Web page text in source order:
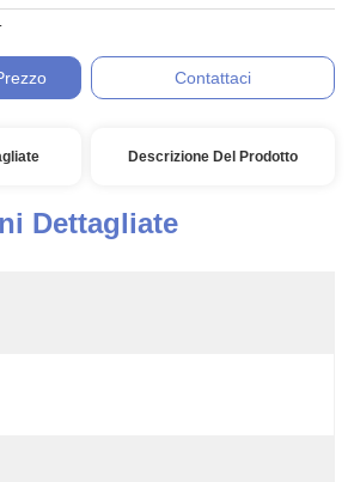
Contattaci
Descrizione Del Prodotto
Dettagliate